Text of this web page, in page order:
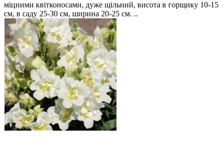
міцними квітконосами, дуже щільний, висота в горщику 10-15
см, в саду 25-30 см, ширина 20-25 см. ..